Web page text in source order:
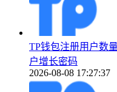
TP钱包注册用户数
户增长密码
2026-08-08 17:27:37